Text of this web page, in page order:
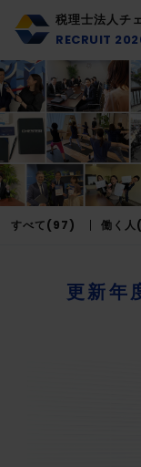
税理士法人チ
RECRUIT
すべて(97) 働く
更新年